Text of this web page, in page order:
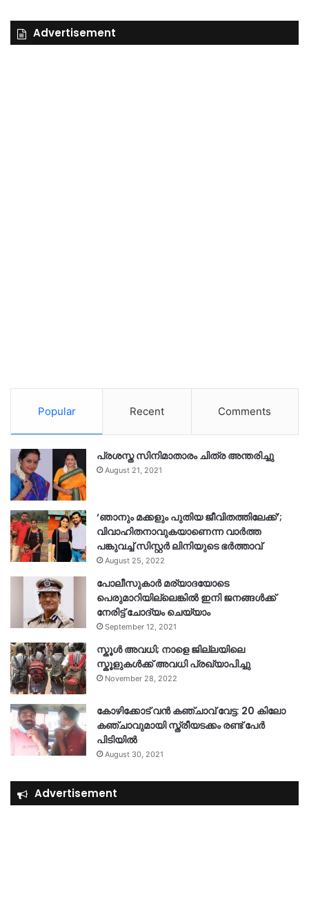
Advertisement
Popular Recent Comments
പ്രശസ്ത സിനിമാതാരം ചിത്ര അന്തരിച്ചു
August 21, 2021
‘ഞാനും മക്കളും പുതിയ ജീവിതത്തിലേക്ക്’;
വിവാഹിതനാവുകയാണെന്ന വാർത്ത
പങ്കുവച്ച് സിസ്റ്റർ ലിനിയുടെ ഭർത്താവ്
August 25, 2022
പോലീസുകാര്‍ മര്യാദയോടെ
പെരുമാറിയില്ലെങ്കില്‍ ഇനി ജനങ്ങള്‍ക്ക്
നേരിട്ട് ചോദ്യം ചെയ്യാം
September 12, 2021
സ്കൂൾ അവധി; നാളെ ജില്ലയിലെ
സ്കൂളുകൾക്ക് അവധി പ്രഖ്യാപിച്ചു
November 28, 2022
കോഴിക്കോട് വൻ കഞ്ചാവ് വേട്ട: 20 കിലോ
കഞ്ചാവുമായി സ്ത്രീയടക്കം രണ്ട് പേർ
പിടിയിൽ
August 30, 2021
Advertisement